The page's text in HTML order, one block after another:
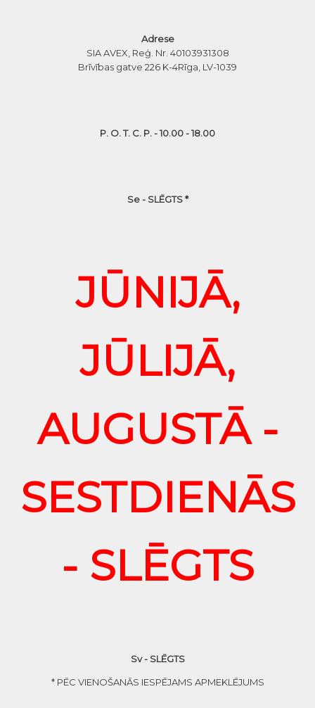
Adrese
SIA AVEX, Reģ. Nr. 40103931308
Brīvības gatve 226 K-4Rīga, LV-1039
P. O. T. C. P. - 10.00 - 18.00
Se - SLĒGTS *
JŪNIJĀ,
JŪLIJĀ,
AUGUSTĀ -
SESTDIENĀS
- SLĒGTS
Sv - SLĒGTS
* PĒC VIENOŠANĀS IESPĒJAMS APMEKLĒJUMS